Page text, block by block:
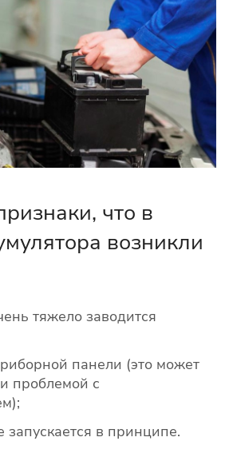
что в
возникли
тяжело заводится
панели (это может
проблемой с
запускается в принципе.